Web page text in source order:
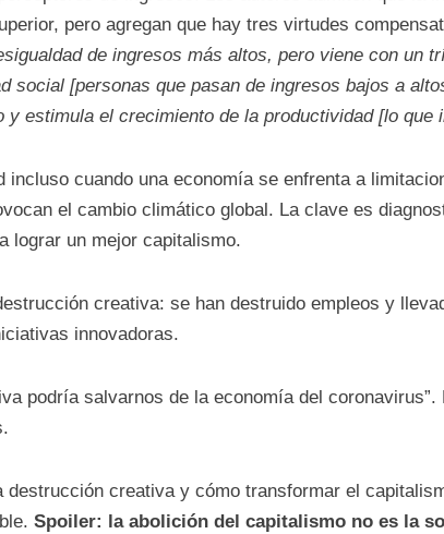
pero agregan que hay tres virtudes
de ingresos más altos, pero viene con un
social [personas que pasan de ingresos bajos a
y estimula el crecimiento de la productividad [lo que
incluso cuando una economía se enfrenta a
el cambio climático global. La clave es
lograr un mejor capitalismo.
creativa: se han destruido empleos y
innovadoras.
podría salvarnos de la economía del
destrucción creativa y cómo transformar el
Spoiler: la abolición del capitalismo no es la